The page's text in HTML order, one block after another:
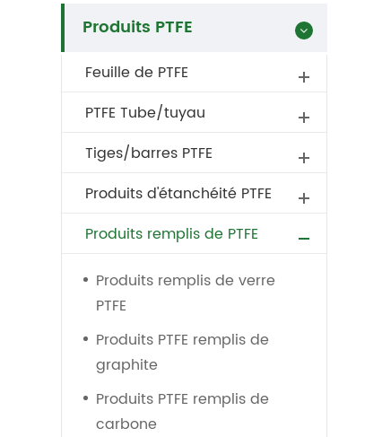
Produits PTFE
Feuille de PTFE
PTFE Tube/tuyau
Tiges/barres PTFE
Produits d'étanchéité PTFE
Produits remplis de PTFE
Produits remplis de verre
PTFE
Produits PTFE remplis de
graphite
Produits PTFE remplis de
carbone